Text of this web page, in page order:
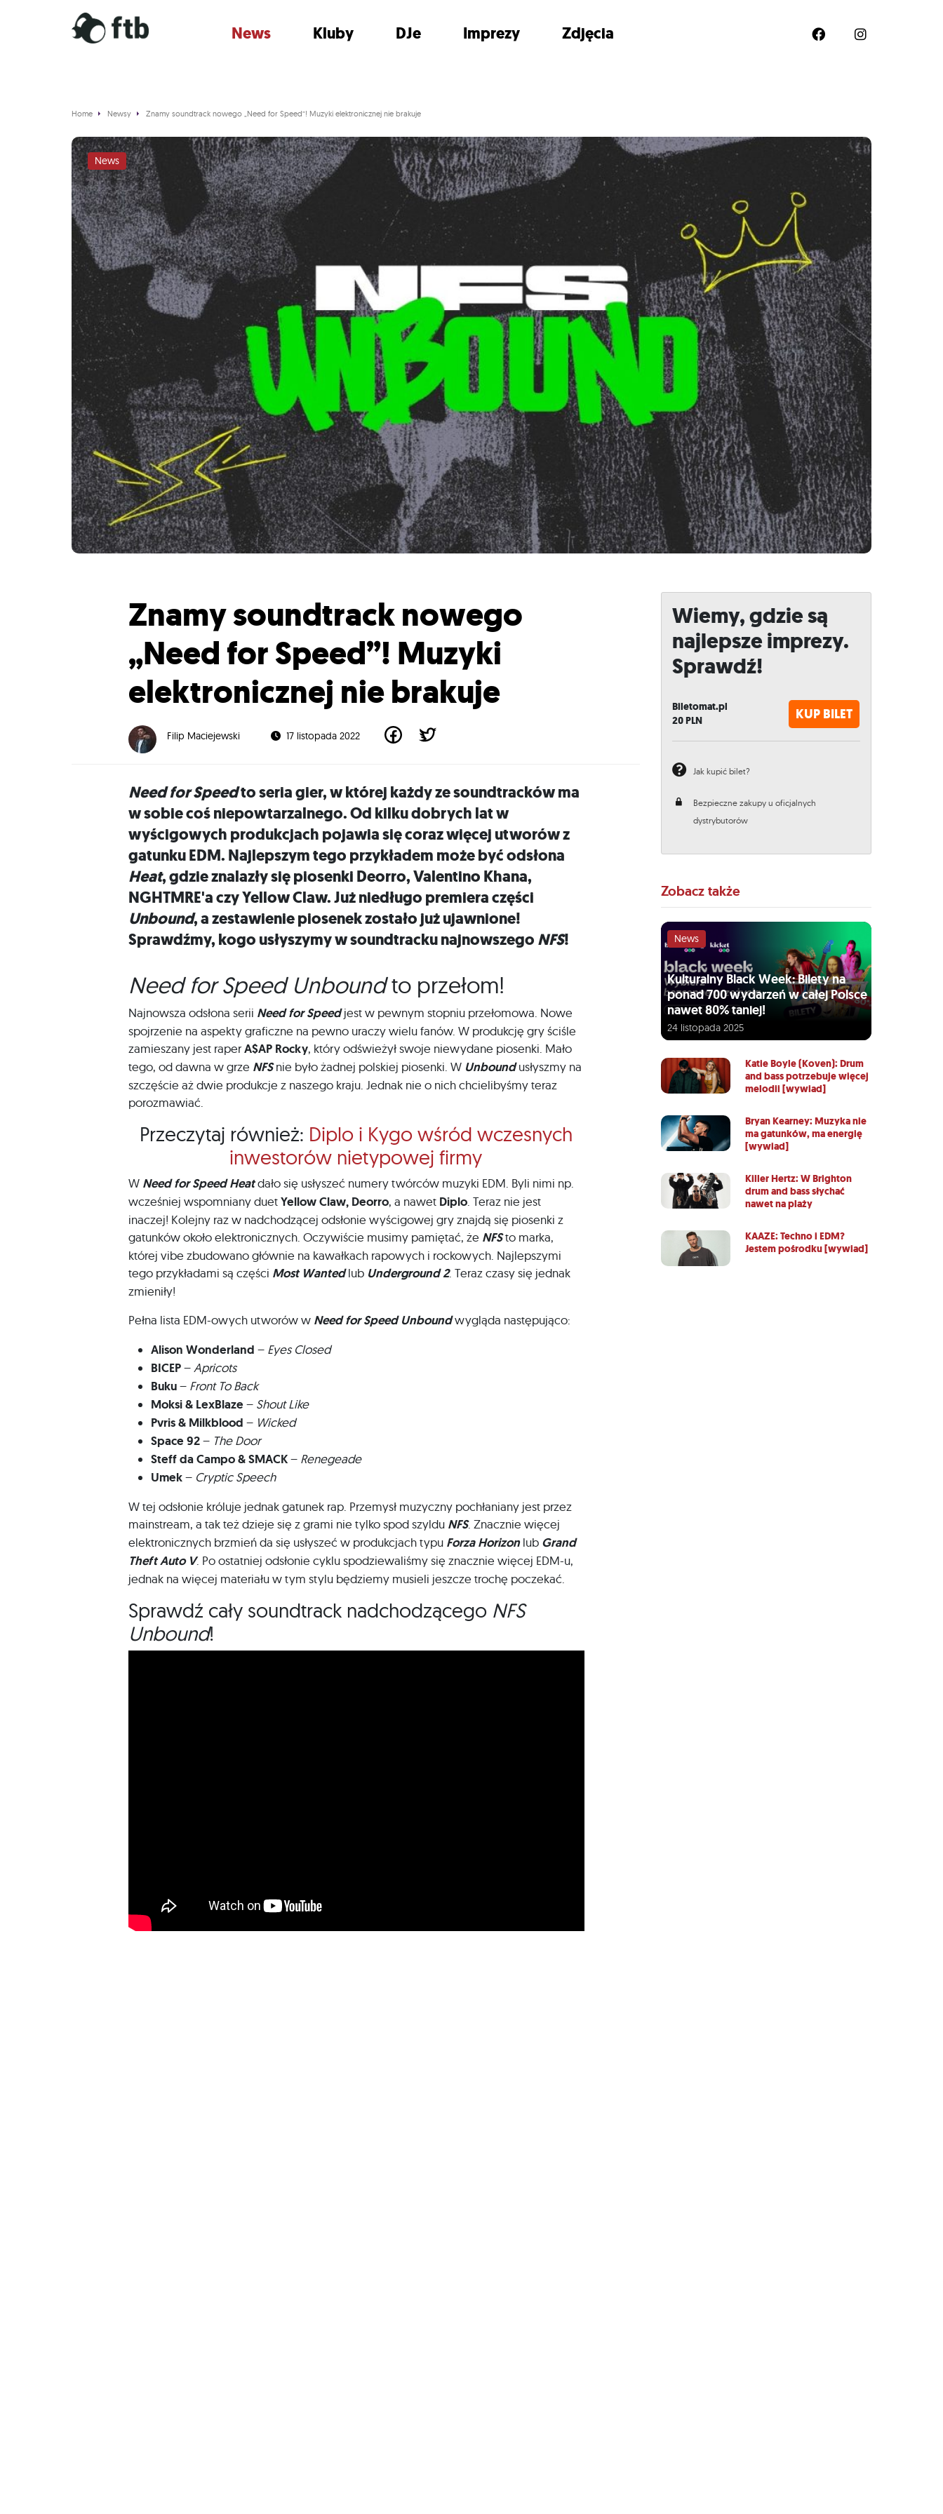
News Kluby DJe Imprezy Zdjęcia
Home Newsy Znamy soundtrack nowego „Need for Speed”! Muzyki elektronicznej nie brakuje
News
Znamy soundtrack nowego
„Need for Speed”! Muzyki
elektronicznej nie brakuje
Filip Maciejewski 17 listopada 2022
Need for Speedto seria gier, w której każdy ze soundtracków ma
w sobie coś niepowtarzalnego. Od kilku dobrych lat w
wyścigowych produkcjach pojawia się coraz więcej utworów z
gatunku EDM. Najlepszym tego przykładem może być odsłona
Heat, gdzie znalazły się piosenki Deorro, Valentino Khana,
NGHTMRE'a czy Yellow Claw. Już niedługo premiera części
Unbound, a zestawienie piosenek zostało już ujawnione!
Sprawdźmy, kogo usłyszymy w soundtracku najnowszego NFS!
Need for Speed Unboundto przełom!
Najnowsza odsłona serii Need for Speedjest w pewnym stopniu przełomowa. Nowe
spojrzenie na aspekty graficzne na pewno uraczy wielu fanów. W produkcję gry ściśle
zamieszany jest raperA$AP Rocky, który odświeżył swoje niewydane piosenki. Mało
tego, od dawna w grze NFSnie było żadnej polskiej piosenki. W Unboundusłyszmy na
szczęście aż dwie produkcje z naszego kraju. Jednak nie o nich chcielibyśmy teraz
porozmawiać.
Przeczytaj również: Diplo i Kygo wśród wczesnych
inwestorów nietypowej firmy
W Need for Speed Heatdało się usłyszeć numery twórców muzyki EDM. Byli nimi np.
wcześniej wspomniany duetYellow Claw, Deorro, a nawet Diplo . Teraz nie jest
inaczej! Kolejny raz w nadchodzącej odsłonie wyścigowej gry znajdą się piosenki z
gatunków około elektronicznych. Oczywiście musimy pamiętać, że NFSto marka,
której vibe zbudowano głównie na kawałkach rapowych i rockowych. Najlepszymi
tego przykładami są części Most Wantedlub Underground 2. Teraz czasy się jednak
zmieniły!
Pełna lista EDM-owych utworów w Need for Speed Unboundwygląda następująco:
Alison Wonderland – Eyes Closed
BICEP– Apricots
Buku– Front To Back
Moksi & LexBlaze – Shout Like
Pvris & Milkblood – Wicked
Space 92– The Door
Steff da Campo & SMACK– Renegeade
Umek– Cryptic Speech
W tej odsłonie króluje jednak gatunek rap. Przemysł muzyczny pochłaniany jest przez
mainstream, a tak też dzieje się z grami nie tylko spod szyldu NFS. Znacznie więcej
elektronicznych brzmień da się usłyszeć w produkcjach typu Forza Horizonlub Grand
Theft Auto V. Po ostatniej odsłonie cyklu spodziewaliśmy się znacznie więcej EDM-u,
jednak na więcej materiału w tym stylu będziemy musieli jeszcze trochę poczekać.
Sprawdź cały soundtrack nadchodzącego NFS
Unbound!
Wiemy, gdzie są
najlepsze imprezy.
Sprawdź!
Biletomat.pl
20PLN KUP BILET
Jak kupić bilet?
Bezpieczne zakupy u oficjalnych
dystrybutorów
Zobacz także
Kulturalny Black Week: Bilety na
ponad 700 wydarzeń w całej Polsce
nawet 80% taniej!
24 listopada 2025
News
Katie Boyle (Koven): Drum
and bass potrzebuje więcej
melodii [wywiad]
Bryan Kearney: Muzyka nie
ma gatunków, ma energię
[wywiad]
Killer Hertz: W Brighton
drum and bass słychać
nawet na plaży
KAAZE: Techno i EDM?
Jestem pośrodku [wywiad]